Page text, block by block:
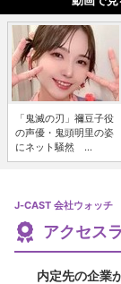
「鬼滅の刃」禰豆子役
の声優・鬼頭明里の姿
にネット騒然 ...
J-CAST 会社ウォッチ
アクセス
内定先の企業